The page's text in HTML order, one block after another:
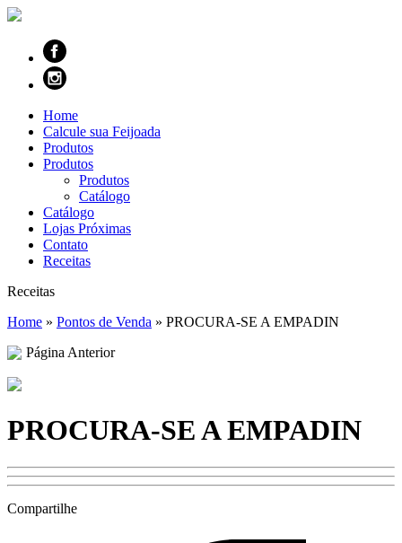
Home
Calcule sua Feijoada
Produtos
Produtos
Produtos
Catálogo
Catálogo
Lojas Próximas
Contato
Receitas
Receitas
Home » Pontos de Venda » PROCURA-SE A EMPADIN
Página Anterior
PROCURA-SE A EMPADIN
Compartilhe